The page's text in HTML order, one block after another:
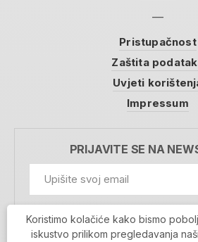
Pristupačnost
Zaštita
Uvjeti
Impressum
PRIJAVITE SE NA
Prihvaćam da se moji podaci
Koristimo kolačiće kako bismo
iskustvo prilikom pregledavanja